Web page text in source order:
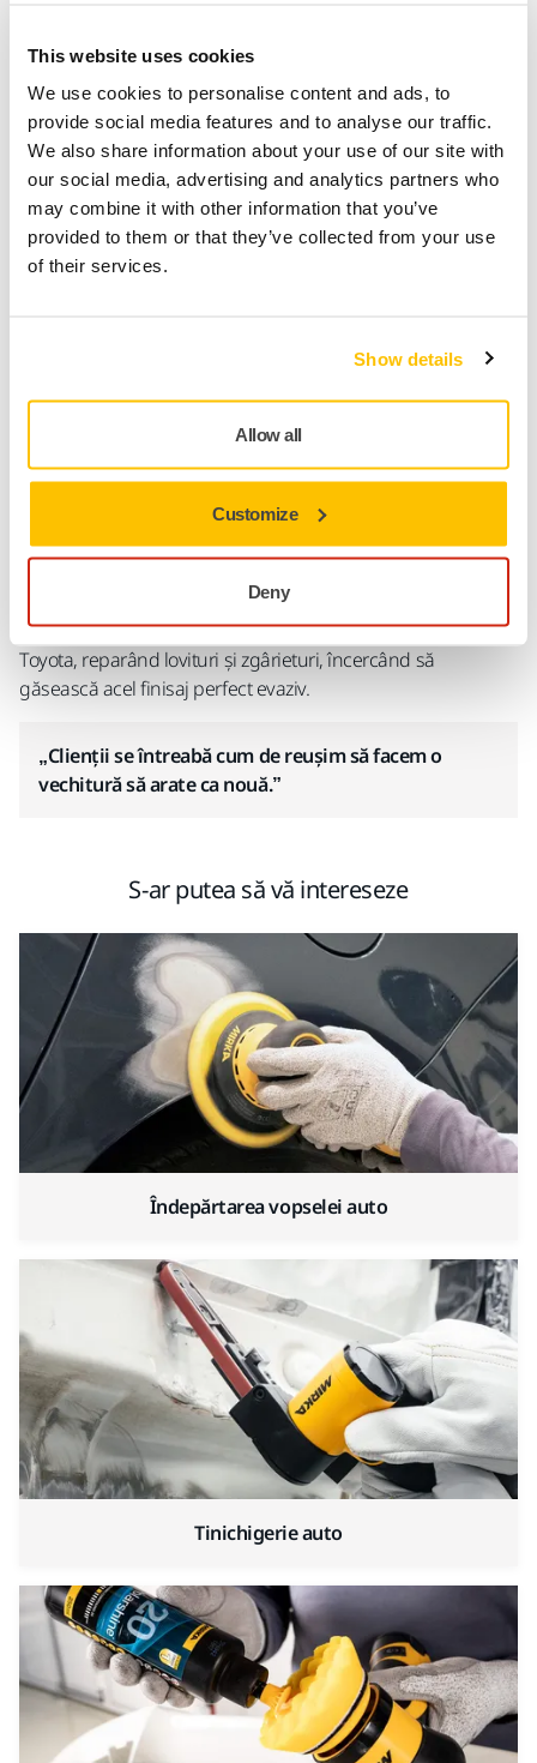
This website uses cookies
We use cookies to personalise content and ads, to
provide social media features and to analyse our traffic.
We also share information about your use of our site with
our social media, advertising and analytics partners who
may combine it with other information that you’ve
provided to them or that they’ve collected from your use
of their services.
Show details
Allow all
Customize
Deny
schimbăm filtrele de aer lunar”.
Atelier de caroserie Toyota, Finlanda
Soluțiile fără praf de la Mirka
Lumea este diferită când o vezi prin ochii unui adevărat
meșter. Timo Korpiniemi lucrează la atelierul de caroserie al
Toyota, reparând lovituri și zgârieturi, încercând să
găsească acel finisaj perfect evaziv.
„Clienții se întreabă cum de reușim să facem o
vechitură să arate ca nouă.”
S-ar putea să vă intereseze
Îndepărtarea vopselei auto
Tinichigerie auto